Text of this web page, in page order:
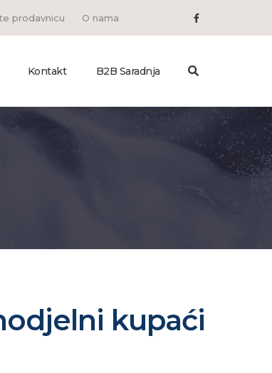
prodavnicu O nama
Kontakt B2B Saradnja
kupaći